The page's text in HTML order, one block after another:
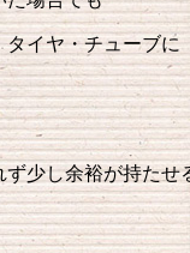
タイヤ・チューブに
少し余裕が持たせ